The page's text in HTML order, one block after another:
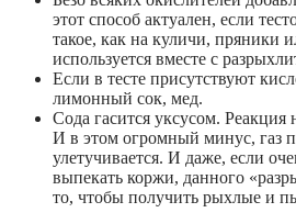
этот способ актуален, если
такое, как на куличи, пряники
используется вместе с
Если в тесте присутствуют
лимонный сок, мед.
Сода гасится уксусом. Реакция
И в этом огромный минус, газ
улетучивается. И даже, если
выпекать коржи, данного
то, чтобы получить рыхлые и